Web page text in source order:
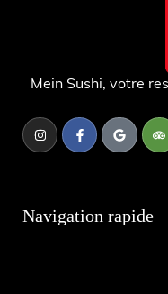
Mein Sushi, votre
Navigation rapide